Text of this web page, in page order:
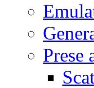
Prese